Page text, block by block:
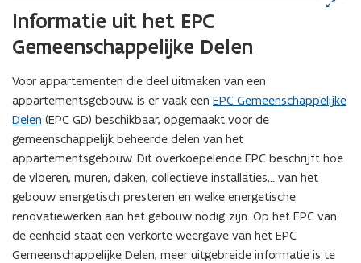
de
afbeelding
voor
een
vergrote
weergave)
Informatie uit het EPC
Gemeenschappelijke Delen
Voor appartementen die deel uitmaken van een
appartementsgebouw, is er vaak een EPC Gemeenschappelijke
Delen (EPC GD) beschikbaar, opgemaakt voor de
gemeenschappelijk beheerde delen van het
appartementsgebouw. Dit overkoepelende EPC beschrijft hoe
de vloeren, muren, daken, collectieve installaties,.. van het
gebouw energetisch presteren en welke energetische
renovatiewerken aan het gebouw nodig zijn. Op het EPC van
de eenheid staat een verkorte weergave van het EPC
Gemeenschappelijke Delen, meer uitgebreide informatie is te